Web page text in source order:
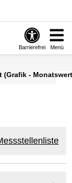
Barrierefrei Menü
(Grafik -